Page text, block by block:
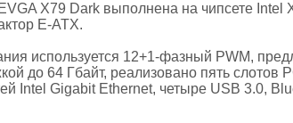
Х79 Dark выполнена на чипсете Intel
E-ATX.
используется 12+1-фазный PWM,
до 64 Гбайт, реализовано пять
Intel Gigabit Ethernet, четыре USB 3.0,